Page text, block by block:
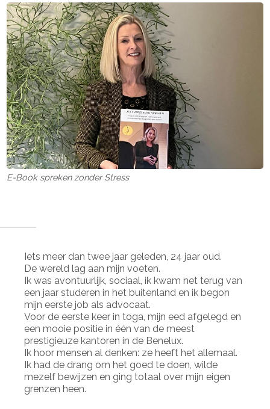
E-Book spreken zonder Stress
Iets meer dan twee jaar geleden, 24 jaar oud.
De wereld lag aan mijn voeten.
Ik was avontuurlijk, sociaal, ik kwam net terug van
een jaar studeren in het buitenland en ik begon
mijn eerste job als advocaat.
Voor de eerste keer in toga, mijn eed afgelegd en
een mooie positie in één van de meest
prestigieuze kantoren in de Benelux.
Ik hoor mensen al denken: ze heeft het allemaal.
Ik had de drang om het goed te doen, wilde
mezelf bewijzen en ging totaal over mijn eigen
grenzen heen.